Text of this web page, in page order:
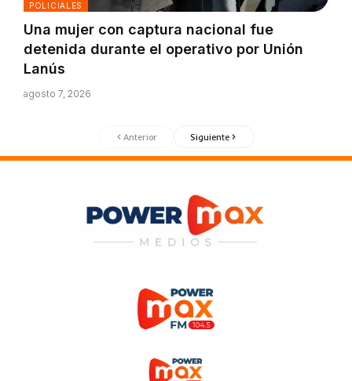
POLICIALES
Una mujer con captura nacional fue
detenida durante el operativo por Unión
Lanús
agosto 7, 2026
Anterior Siguiente